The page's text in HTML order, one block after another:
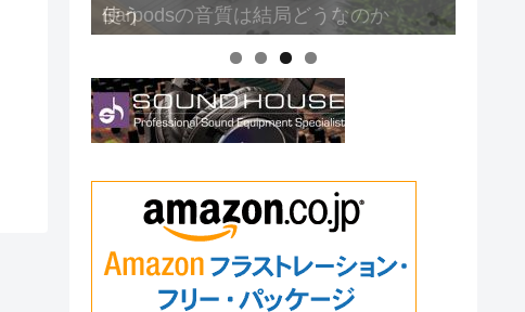
Earpodsの音質は結局どうなのか